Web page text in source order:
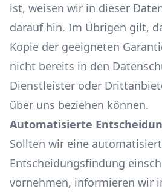
ist, weisen wir in dieser
darauf hin. Im Übrigen gilt,
Kopie der geeigneten
nicht bereits in den
Dienstleister oder
über uns beziehen können.
Automatisierte
Sollten wir eine
Entscheidungsfindung
vornehmen, informieren wir